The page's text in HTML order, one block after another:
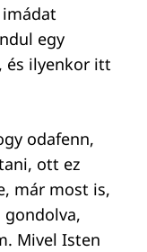
imádat
egy
és ilyenkor itt
odafenn,
ott ez
már most is,
Mivel Isten